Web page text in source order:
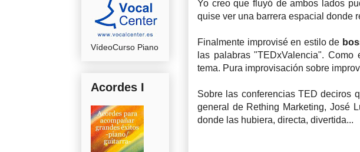
Yo creo que fluyó de ambos lados
quise ver una barrera espacial donde
Finalmente improvisé en estilo de
las palabras "TEDxValencia".
tema. Pura improvisación sobre
Sobre las conferencias TED deciros
general de Rething Marketing, José
donde las hubiera, directa, divertida...
VídeoCurso Piano
Acordes I